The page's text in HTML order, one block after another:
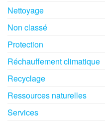
Nettoyage
Non classé
Protection
Réchauffement climatique
Recyclage
Ressources naturelles
Services